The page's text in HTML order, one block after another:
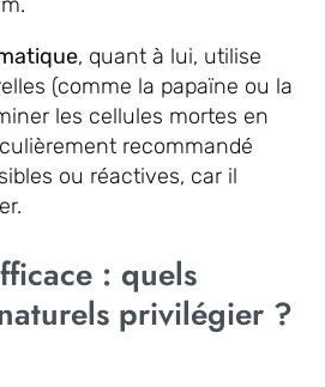
, quant à lui, utilise
(comme la papaïne ou la
les cellules mortes en
recommandé
ou réactives, car il
: quels
privilégier ?